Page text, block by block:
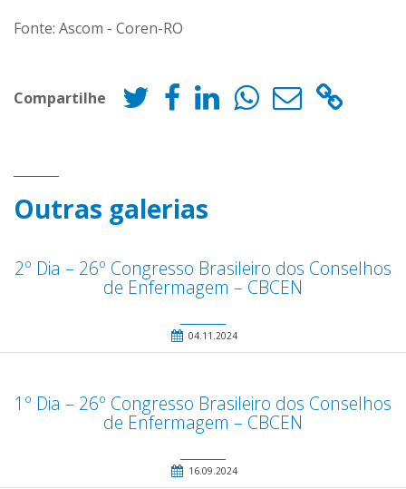
Fonte: Ascom - Coren-RO
Compartilhe
Outras galerias
2º Dia – 26º Congresso Brasileiro dos Conselhos
de Enfermagem – CBCEN
04.11.2024
1º Dia – 26º Congresso Brasileiro dos Conselhos
de Enfermagem – CBCEN
16.09.2024